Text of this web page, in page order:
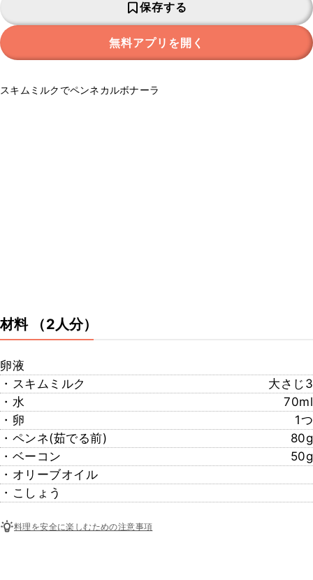
保存する
無料アプリを開く
スキムミルクでペンネカルボナーラ
材料 （2人分）
卵液
・スキムミルク
大さじ3
・水
70ml
・卵
1つ
・ペンネ(茹でる前)
80g
・ベーコン
50g
・オリーブオイル
・こしょう
料理を安全に楽しむための注意事項